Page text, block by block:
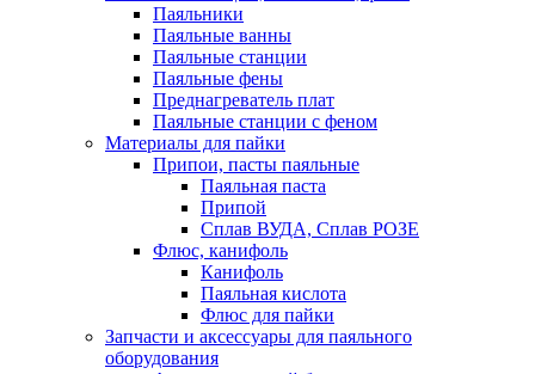
Паяльники
Паяльные ванны
Паяльные станции
Паяльные фены
Преднагреватель плат
Паяльные станции с феном
Материалы для пайки
Припои, пасты паяльные
Паяльная паста
Припой
Сплав ВУДА, Сплав РОЗЕ
Флюс, канифоль
Канифоль
Паяльная кислота
Флюс для пайки
Запчасти и аксессуары для паяльного
оборудования